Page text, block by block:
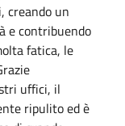
creando un
e contribuendo
fatica, le
uffici, il
ripulito ed è